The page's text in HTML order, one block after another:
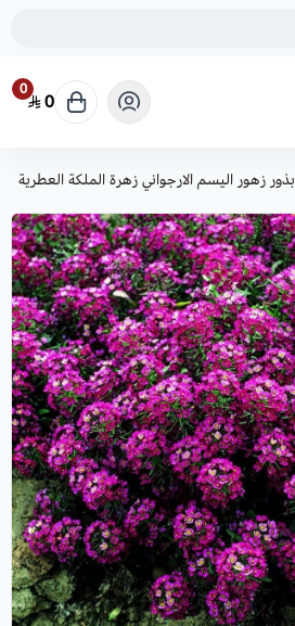
0
0
بذور زهور اليسم الارجواني زهرة الملكة العطرية